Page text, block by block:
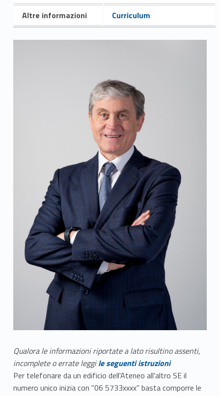
Altre informazioni
Curriculum
Qualora le informazioni riportate a lato risultino assenti,
incomplete o errate leggile seguenti istruzioni
Per telefonare da un edificio dell'Ateneo all'altro SE il
numero unico inizia con "06 5733xxxx" basta comporre le